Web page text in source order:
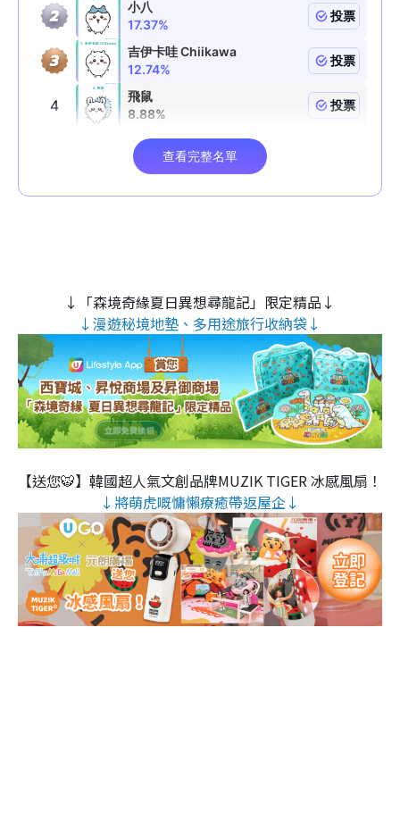
↓「森境奇緣夏日異想尋龍記」限定精品↓
↓漫遊秘境地墊、多用途旅行收納袋↓
【送您🐯】韓國超人氣文創品牌MUZIK TIGER 冰感風扇！
↓將萌虎嘅慵懶療癒帶返屋企↓